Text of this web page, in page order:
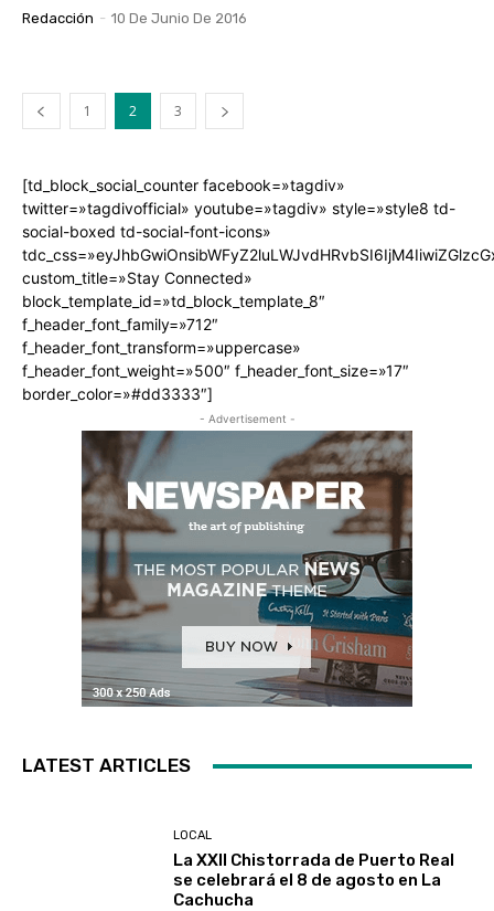
Redacción - 10 De Junio De 2016
1 2 3
[td_block_social_counter facebook=»tagdiv»
twitter=»tagdivofficial» youtube=»tagdiv» style=»style8 td-
social-boxed td-social-font-icons»
custom_title=»Stay Connected»
block_template_id=»td_block_template_8″
f_header_font_family=»712″
f_header_font_transform=»uppercase»
f_header_font_weight=»500″ f_header_font_size=»17″
border_color=»#dd3333″]
- Advertisement -
LATEST ARTICLES
LOCAL
La XXII Chistorrada de Puerto Real
se celebrará el 8 de agosto en La
Cachucha